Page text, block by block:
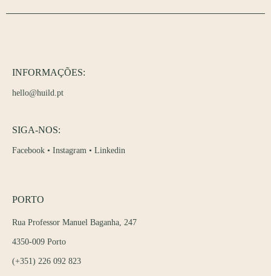
INFORMAÇÕES:
hello@huild.pt
SIGA-NOS:
Facebook • Instagram • Linkedin
PORTO
Rua Professor Manuel Baganha, 247
4350-009 Porto
(+351) 226 092 823